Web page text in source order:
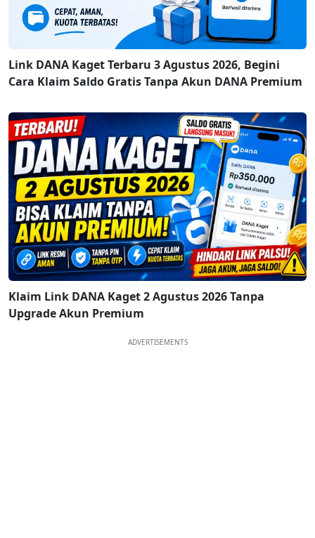
Link DANA Kaget Terbaru 3 Agustus 2026, Begini
Cara Klaim Saldo Gratis Tanpa Akun DANA Premium
Klaim Link DANA Kaget 2 Agustus 2026 Tanpa
Upgrade Akun Premium
ADVERTISEMENTS